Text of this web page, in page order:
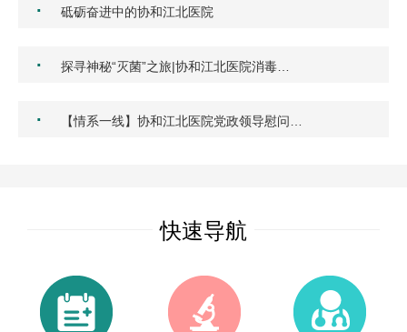
· 砥砺奋进中的协和江北医院
· 探寻神秘“灭菌”之旅|协和江北医院消毒…
· 【情系一线】协和江北医院党政领导慰问…
快速导航